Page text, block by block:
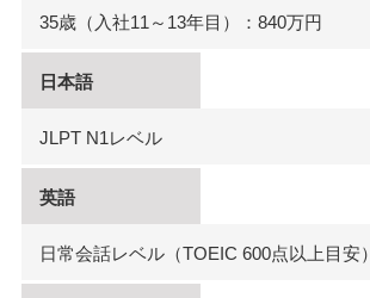
35歳（入社11～13年目）：840万円
日本語
JLPT N1レベル
英語
日常会話レベル（TOEIC 600点以上目安）